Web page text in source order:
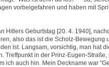
vorbeigefahren und haben mit
Hitlers Geburtstag [20. 4. 1940],
also das ist die Scholz-Bewegung
ist. Langsam, vorsichtig, man hat
Treffpunkt in der Prinz-Eugen-
ich auch hin. Mein Deckname war